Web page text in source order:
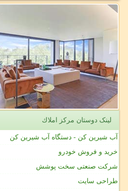
لینک دوستان مركز املاك
آب شیرین کن - دستگاه آب شیرین کن
خرید و فروش خودرو
شرکت صنعتی سخت پوشش
طراحی سایت